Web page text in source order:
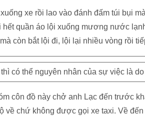
xe rồi lao vào đánh đấm túi bụi
quần áo lội xuống mương nước
còn bắt lội đi, lội lại nhiều vòng rồi
có thể nguyên nhân của sự việc là
côn đồ này chở anh Lạc đến trước
về chứ không được gọi xe taxi. Về